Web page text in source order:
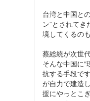
台湾と中国と
ン”とされて
境してくるの
蔡総統が次世
そんな中国に
抗する手段で
が自力で建造
援にやっとこ